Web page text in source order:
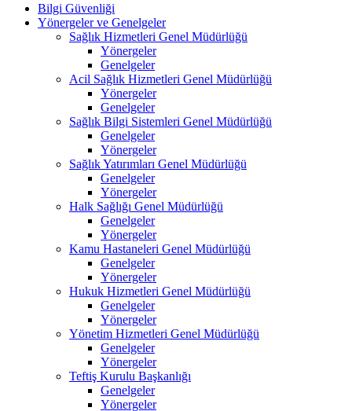
Bilgi Güvenliği
Yönergeler ve Genelgeler
Sağlık Hizmetleri Genel Müdürlüğü
Yönergeler
Genelgeler
Acil Sağlık Hizmetleri Genel Müdürlüğü
Yönergeler
Genelgeler
Sağlık Bilgi Sistemleri Genel Müdürlüğü
Genelgeler
Yönergeler
Sağlık Yatırımları Genel Müdürlüğü
Genelgeler
Yönergeler
Halk Sağlığı Genel Müdürlüğü
Genelgeler
Yönergeler
Kamu Hastaneleri Genel Müdürlüğü
Genelgeler
Yönergeler
Hukuk Hizmetleri Genel Müdürlüğü
Genelgeler
Yönergeler
Yönetim Hizmetleri Genel Müdürlüğü
Genelgeler
Yönergeler
Teftiş Kurulu Başkanlığı
Genelgeler
Yönergeler